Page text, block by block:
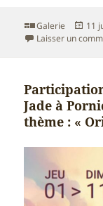
Format
Galerie
le
11
Laisser un
Jade à
thème : «